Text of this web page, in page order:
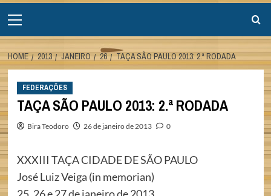
Menu
HOME 2013 JANEIRO 26 TAÇA SÃO PAULO 2013: 2.ª RODADA
FEDERAÇÕES
TAÇA SÃO PAULO 2013: 2.ª RODADA
Bira Teodoro 26 de janeiro de 2013 0
XXXIII TAÇA CIDADE DE SÃO PAULO
José Luiz Veiga (in memorian)